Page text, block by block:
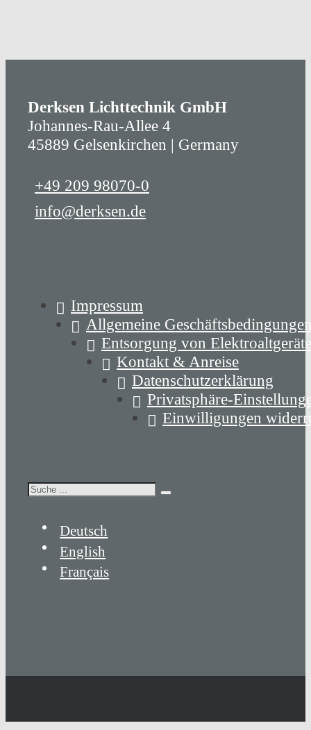
Derksen Lichttechnik GmbH
Johannes-Rau-Allee 4
45889 Gelsenkirchen | Germany
+49 209 98070-0
info@derksen.de
Impressum
Allgemeine
Entsorgung von
Kontakt & Anreise
Datenschutzerklärung
Privatsphäre-
Einwilligungen
Suchen
Deutsch
English
Français